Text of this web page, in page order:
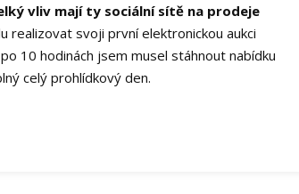
vliv mají ty sociální sítě na prodeje
realizovat svoji první elektronickou aukci
10 hodinách jsem musel stáhnout nabídku
celý prohlídkový den.